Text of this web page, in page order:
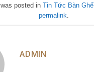
posted in Tin Tức Bàn Ghế
permalink.
ADMIN